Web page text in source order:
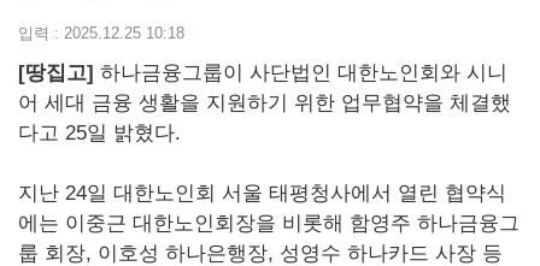
입력 : 2025.12.25 10:18
[땅집고] 하나금융그룹이 사단법인 대한노인회와 시니
어 세대 금융 생활을 지원하기 위한 업무협약을 체결했
다고 25일 밝혔다.
지난 24일 대한노인회 서울 태평청사에서 열린 협약식
에는 이중근 대한노인회장을 비롯해 함영주 하나금융그
룹 회장, 이호성 하나은행장, 성영수 하나카드 사장 등